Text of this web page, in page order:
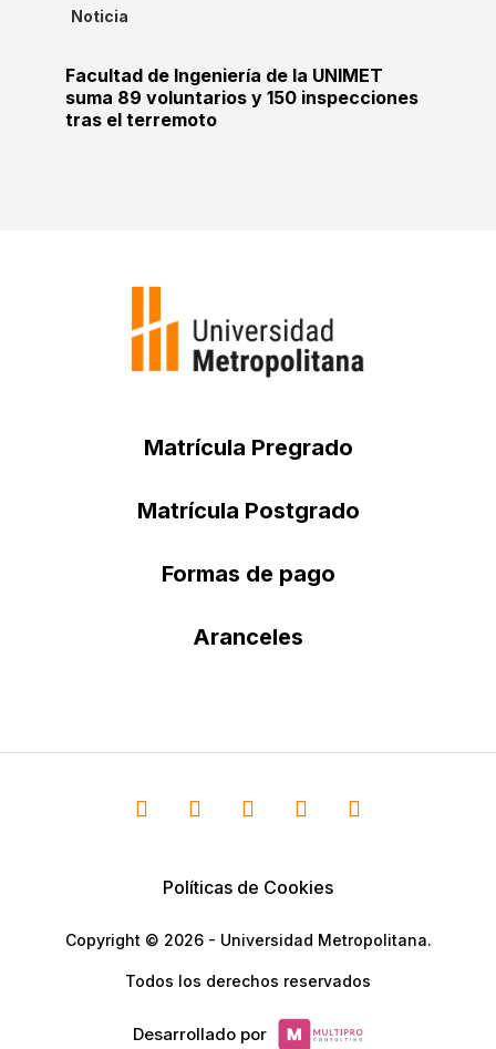
Noticia
Facultad de Ingeniería de la UNIMET
suma 89 voluntarios y 150 inspecciones
tras el terremoto
Matrícula Pregrado
Matrícula Postgrado
Formas de pago
Aranceles
Políticas de Cookies
Copyright © 2026 - Universidad Metropolitana.
Todos los derechos reservados
Desarrollado por